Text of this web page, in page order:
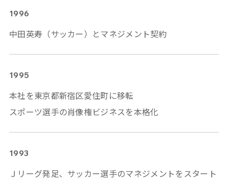
1996
中田英寿（サッカー）とマネジメント契約
1995
本社を東京都新宿区愛住町に移転
スポーツ選手の肖像権ビジネスを本格化
1993
Ｊリーグ発足、サッカー選手のマネジメントをスタート